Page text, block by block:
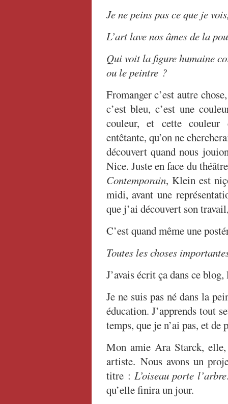
Je ne peins pas ce que je
L’art lave nos âmes de la
Qui voit la figure humaine
ou le peintre ?
Fromanger c’est autre
c’est bleu, c’est une
couleur, et cette
entêtante, qu’on ne
découvert quand nous
Nice. Juste en face du
Contemporain, Klein est
midi, avant une
que j’ai découvert son
C’est quand même une
Toutes les choses
J’avais écrit ça dans ce
Je ne suis pas né dans la
éducation. J’apprends tout
temps, que je n’ai pas, et de
Mon amie Ara Starck, elle,
artiste. Nous avons un
titre : L’oiseau porte l’arbre
qu’elle finira un jour.